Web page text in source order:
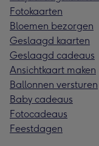
Fotokaarten
Bloemen bezorgen
Geslaagd kaarten
Geslaagd cadeaus
Ansichtkaart maken
Ballonnen versturen
Baby cadeaus
Fotocadeaus
Feestdagen